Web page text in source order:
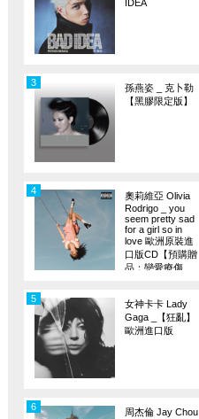
IDEA
孫燕姿 _ 克卜勒
【黑膠限定版】
3
奧莉維亞 Olivia
Rodrigo _ you
seem pretty sad
for a girl so in
love 歐洲原裝進
口版CD【預購贈
品：戀愛療傷
4
女神卡卡 Lady
Gaga _【狂亂】
歐洲進口版
5
周杰倫 Jay Chou
6